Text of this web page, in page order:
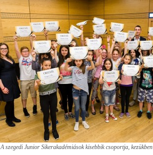
A szegedi Junior Sikerakadémiások kisebbik csoportja,